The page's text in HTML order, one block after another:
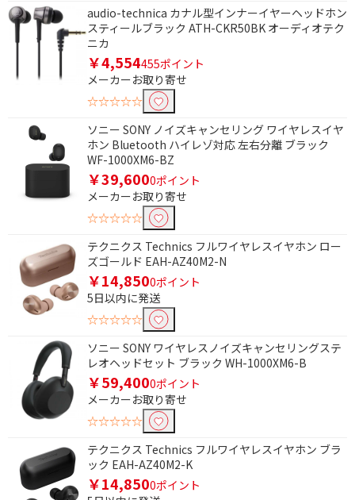
audio-technica カナル型インナーイヤーヘッドホン
スティールブラック ATH-CKR50BK オーディオテク
ニカ
￥4,554455ポイント
メーカーお取り寄せ
☆☆☆☆☆
ソニー SONY ノイズキャンセリング ワイヤレスイヤ
ホン Bluetooth ハイレゾ対応 左右分離 ブラック
WF-1000XM6-BZ
￥39,6000ポイント
メーカーお取り寄せ
☆☆☆☆☆
テクニクス Technics フルワイヤレスイヤホン ロー
ズゴールド EAH-AZ40M2-N
￥14,8500ポイント
5日以内に発送
☆☆☆☆☆
ソニー SONY ワイヤレスノイズキャンセリングステ
レオヘッドセット ブラック WH-1000XM6-B
￥59,4000ポイント
メーカーお取り寄せ
☆☆☆☆☆
テクニクス Technics フルワイヤレスイヤホン ブラ
ック EAH-AZ40M2-K
￥14,8500ポイント
フタの種類で絞り込む
プッシュ式
ハイレゾ音源で絞り込む
ハイレゾ対応
接続方式で絞り込む
φ3.5mmミニプラグ
φ3.5mm ミニプラグ
機能で絞り込む
ワイヤレス(左右分離)
ワイヤレス(左右コード)
ワイヤレス(ネックバン
ド)
防塵・防水機能で絞り込む
防塵
Bluetooth対応で絞り込む
Bluetooth対応
防水・防滴で絞り込む